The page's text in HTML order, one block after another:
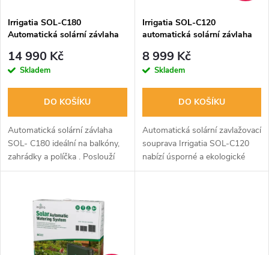
p
r
o
d
u
s
p
r
d
u
Irrigatia SOL-C180
Automatická solární závlaha
14 990 Kč
Skladem
DO KOŠÍKU
Automatická solární závlaha
SOL- C180 ideální na balkóny,
zahrádky a políčka . Poslouží
všude tam, kde není tlaková
svítí sluníčko, tím více...
Irrigatia SOL-C120
automatická solární závlaha
8 999 Kč
Skladem
DO KOŠÍKU
Automatická solární zavlažovací
souprava Irrigatia SOL-C120
nabízí úsporné a ekologické
zavlažování rostlin pomocí